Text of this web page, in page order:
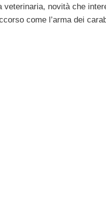
novità che
come l’arma dei